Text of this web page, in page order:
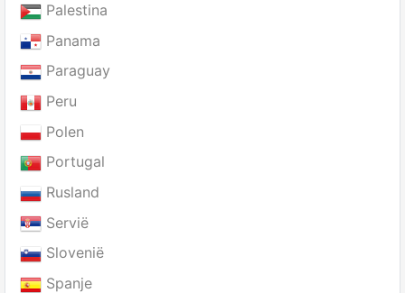
Palestina
Panama
Paraguay
Peru
Polen
Portugal
Rusland
Servië
Slovenië
Spanje